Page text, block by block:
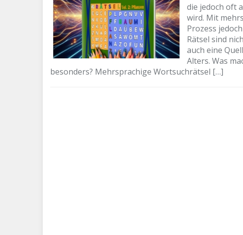
die jedoch oft
wird. Mit
Prozess
Rätsel sind
auch eine
Alters. Was
besonders? Mehrsprachige Wortsuchrätsel […]